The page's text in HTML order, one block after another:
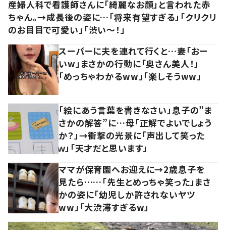
産婦人科で看護師さんに「綺麗なお顔」と言われた赤
ちゃん。→成長後の姿に…「将来有望すぎる」「クリクリ
のお目目で可愛い」「渋い～！」
スーパーに夫を連れて行くと…妻「おー
いw」まさかの行動に「奥さん美人！」
「めっちゃわかるww」「楽しそうww」
「絵にあう言葉を書きなさい」息子の”ま
さかの解答”に…母「正解でよいでしょう
か？」→衝撃の光景に「声出して笑った
ｗ」「天才だと思います」
ママが保育園へお迎えに→2歳息子を
見たら……「先生とめっちゃ笑った」まさ
かの姿に「幼児しか許されないヤツ
ww」「大渋滞すぎるw」